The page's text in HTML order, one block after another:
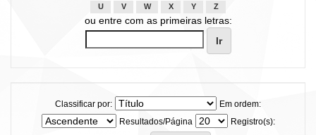
U
V W X Y Z
ou entre com as primeiras letras:
Classificar por:
Em ordem:
Resultados/Página
Registro(s):